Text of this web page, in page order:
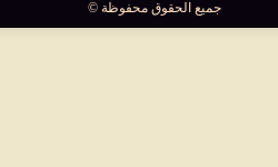
العالم سوشيال
جميع الحقوق محفوظة ©